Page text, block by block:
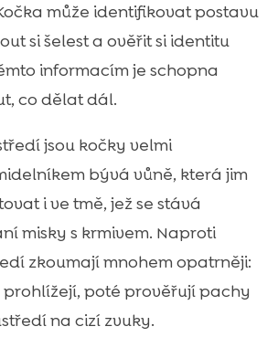
může identifikovat postavu
si šelest a ověřit si identitu
informacím je schopna
co dělat dál.
jsou kočky velmi
bývá vůně, která jim
i ve tmě, jež se stává
misky s krmivem. Naproti
zkoumají mnohem opatrněji:
prohlížejí, poté prověřují pachy
na cizí zvuky.